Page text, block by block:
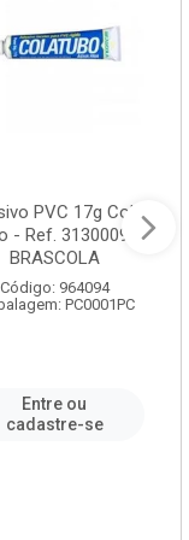
PVC 17g Cola
- Ref. 3130009 -
BRASCOLA
Código: 964094
PC0001PC
Entre ou
cadastre-se